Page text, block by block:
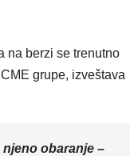
na berzi se trenutno
grupe, izveštava
obaranje –